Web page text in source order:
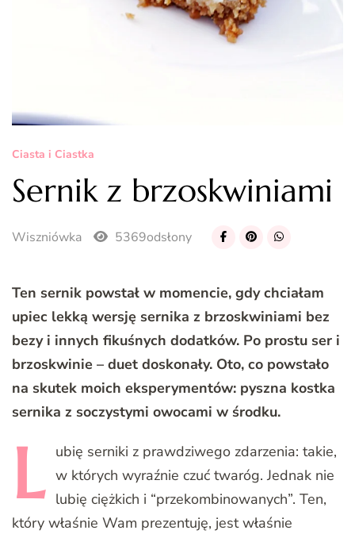
Ciasta i Ciastka
Sernik z brzoskwiniami
Wiszniówka 5369odsłony
Ten sernik powstał w momencie, gdy chciałam
upiec lekką wersję sernika z brzoskwiniami bez
bezy i innych fikuśnych dodatków. Po prostu ser i
brzoskwinie – duet doskonały. Oto, co powstało
na skutek moich eksperymentów: pyszna kostka
sernika z soczystymi owocami w środku.
L ubię serniki z prawdziwego zdarzenia: takie,
w których wyraźnie czuć twaróg. Jednak nie
lubię ciężkich i “przekombinowanych”. Ten,
który właśnie Wam prezentuję, jest właśnie